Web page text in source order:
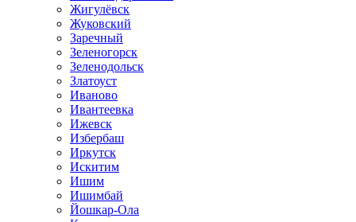
Жигулёвск
Жуковский
Заречный
Зеленогорск
Зеленодольск
Златоуст
Иваново
Ивантеевка
Ижевск
Избербаш
Иркутск
Искитим
Ишим
Ишимбай
Йошкар-Ола